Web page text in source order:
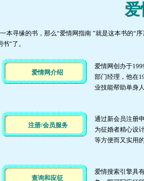
本寻缘的书，那么“爱情网指南 ”就是这本书的“
”了。
爱情网介绍
爱情网创办于
部门经理，他在
业技能帮助单身
注册/会员服务
通过新会员注册
为征婚者精心设
等方便而又实用
查询和应征
爱情搜索引擎具